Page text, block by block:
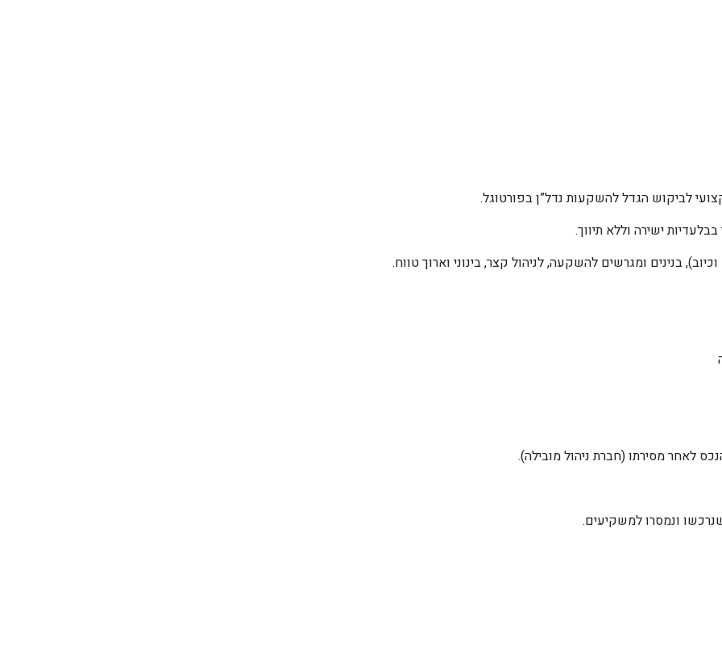
ישירה וללא תיווך.
בנינים ומגרשים להשקעה, לניהול קצר, בינוני וארוך טווח.
לאחר מסירתו (חברת ניהול מובילה).
ונמסרו למשקיעים.